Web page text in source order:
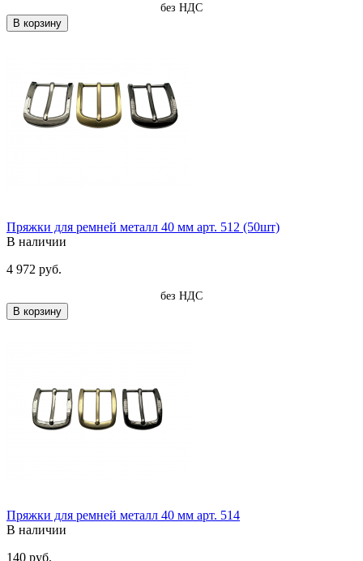
без НДС
В корзину
Пряжки для ремней металл 40 мм арт. 512 (50шт)
В наличии
4 972 руб.
без НДС
В корзину
Пряжки для ремней металл 40 мм арт. 514
В наличии
140 руб.